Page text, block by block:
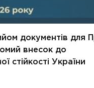
документів для
внесок до
стійкості України